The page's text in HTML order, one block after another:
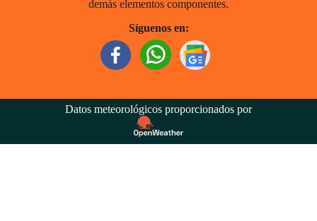
demás elementos componentes.
Síguenos en:
Datos meteorológicos proporcionados por